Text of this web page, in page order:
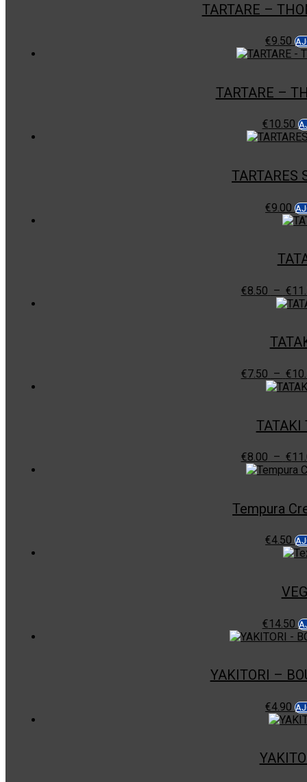
TARTARE –
€9.50
TARTARE –
€10.50
TARTARES
€9.00
€8.50 – €
€7.50 – €
TATAKI
€8.00 – €
Tempura
€4.50
€14.50
YAKITORI –
€4.90